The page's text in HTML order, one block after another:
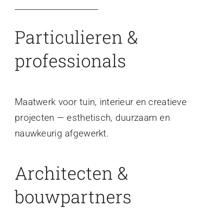
Particulieren &
professionals
Maatwerk voor tuin, interieur en creatieve
projecten — esthetisch, duurzaam en
nauwkeurig afgewerkt.
Architecten &
bouwpartners